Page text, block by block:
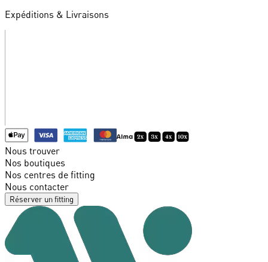
Expéditions & Livraisons
Nous trouver
Nos boutiques
Nos centres de fitting
Nous contacter
Réserver un fitting